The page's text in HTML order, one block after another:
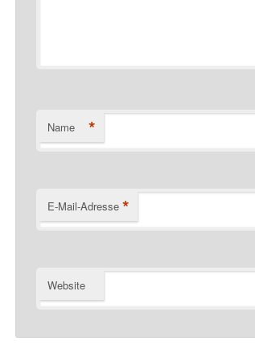
Name *
E-Mail-Adresse *
Website